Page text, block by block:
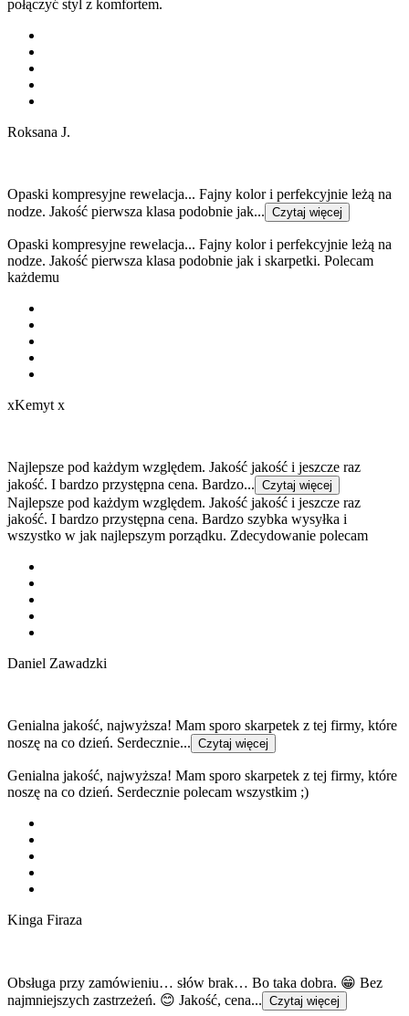
połączyć styl z komfortem.
Roksana J.
Opaski kompresyjne rewelacja... Fajny kolor i perfekcyjnie leżą na
nodze. Jakość pierwsza klasa podobnie jak... Czytaj więcej
Opaski kompresyjne rewelacja... Fajny kolor i perfekcyjnie leżą na
nodze. Jakość pierwsza klasa podobnie jak i skarpetki. Polecam
każdemu
xKemyt x
Najlepsze pod każdym względem. Jakość jakość i jeszcze raz
jakość. I bardzo przystępna cena. Bardzo... Czytaj więcej
Najlepsze pod każdym względem. Jakość jakość i jeszcze raz
jakość. I bardzo przystępna cena. Bardzo szybka wysyłka i
wszystko w jak najlepszym porządku. Zdecydowanie polecam
Daniel Zawadzki
Genialna jakość, najwyższa! Mam sporo skarpetek z tej firmy, które
noszę na co dzień. Serdecznie... Czytaj więcej
Genialna jakość, najwyższa! Mam sporo skarpetek z tej firmy, które
noszę na co dzień. Serdecznie polecam wszystkim ;)
Kinga Firaza
Obsługa przy zamówieniu… słów brak… Bo taka dobra. 😁 Bez
najmniejszych zastrzeżeń. 😊 Jakość, cena... Czytaj więcej